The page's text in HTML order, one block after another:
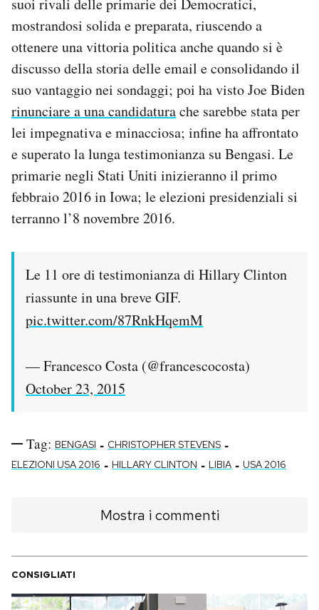
suoi rivali delle primarie dei Democratici,
mostrandosi solida e preparata, riuscendo a
ottenere una vittoria politica anche quando si è
discusso della storia delle email e consolidando il
suo vantaggio nei sondaggi; poi ha visto Joe Biden
rinunciare a una candidaturache sarebbe stata per
lei impegnativa e minacciosa; infine ha affrontato
e superato la lunga testimonianza su Bengasi. Le
primarie negli Stati Uniti inizieranno il primo
febbraio 2016 in Iowa; le elezioni presidenziali si
terranno l’8 novembre 2016.
Le 11 ore di testimonianza di Hillary Clinton
riassunte in una breve GIF.
pic.twitter.com/87RnkHqemM
— Francesco Costa (@francescocosta)
October 23, 2015
Tag: BENGASI - CHRISTOPHER STEVENS -
ELEZIONI USA 2016 - HILLARY CLINTON - LIBIA - USA 2016
Mostra i commenti
CONSIGLIATI